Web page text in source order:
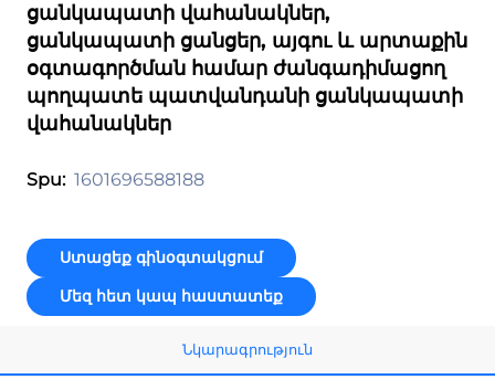
ցանկապատի վահանակներ,
ցանկապատի ցանցեր, այգու և արտաքին
օգտագործման համար ժանգադիմացող
պողպատե պատվանդանի ցանկապատի
վահանակներ
Spu: 1601696588188
Ստացեք գինօգտակցում
Մեզ հետ կապ հաստատեք
Նկարագրություն